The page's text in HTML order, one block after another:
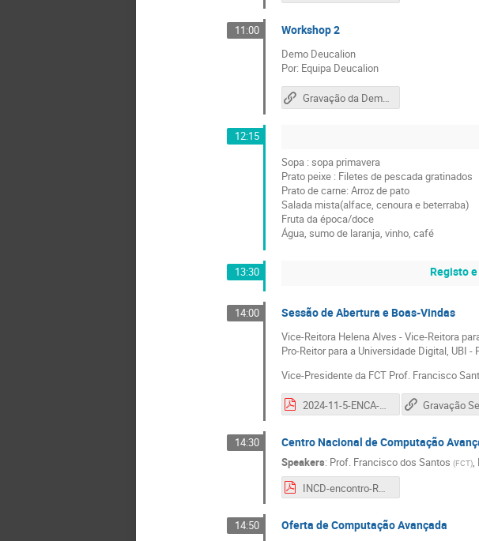
11:00 Workshop 2
Demo Deucalion
Por: Equipa Deucalion
Gravação da Demo Deucalion
12:15
Sopa : sopa primavera
Prato peixe : Filetes de pescada gratinados
Prato de carne: Arroz de pato
Salada mista(alface, cenoura e beterraba)
Fruta da época/doce
Água, sumo de laranja, vinho, café
13:30 Registo
14:00 Sessão de Abertura e Boas-Vindas
Vice-Reitora Helena Alves - Vice-Reitora
Pro-Reitor para a Universidade Digital, UBI -
Vice-Presidente da FCT Prof. Francisco
2024-11-5-ENCA-Apresentacao-UBI.pdf
14:30 Centro Nacional de Computação
Speakers: Prof. Francisco dos Santos (FCT),
INCD-encontro-RNCA-2024-NunoCastro.pdf
14:50 Oferta de Computação Avançada